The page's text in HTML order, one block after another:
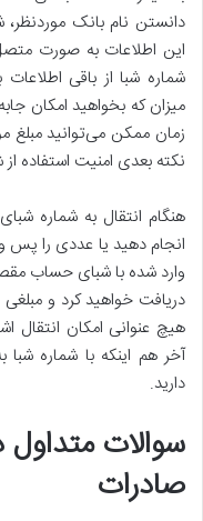
دانستن نام بانک
این اطلاعات به صورت
شماره شبا از باقی
میزان که بخواهید امکان
زمان ممکن می‌توانید مبلغ
نکته بعدی امنیت استفاده
هنگام انتقال به شماره
انجام دهید یا عددی را پس
وارد شده با شبای حساب
دریافت خواهید کرد و
هیچ عنوانی امکان انتقال
آخر هم اینکه با شماره
دارید.
سوالات متداول
صادرات